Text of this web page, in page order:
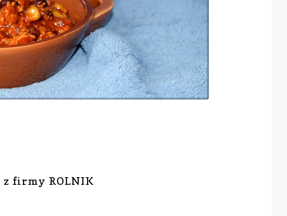
firmy ROLNIK